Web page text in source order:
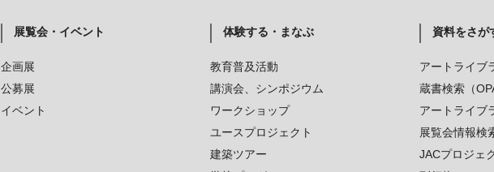
展覧会・イベント
企画展
公募展
イベント
体験する・まなぶ
教育普及活動
講演会、シンポジウム
ワークショップ
ユースプロジェクト
建築ツアー
資料をさが
アートライブ
蔵書検索（
アートライブ
展覧会情報検
JACプロジェ